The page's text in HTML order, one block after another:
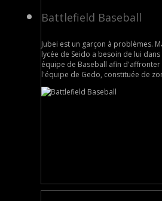
Battlefield Baseball
Jubei est un garçon à problèmes.
lycée de Seido a besoin de lui dans
équipe de Baseball afin d'affronter
l'équipe de Gedo, constituée de